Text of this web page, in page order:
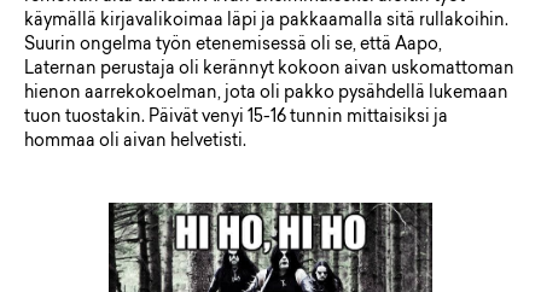
käymällä kirjavalikoimaa läpi ja pakkaamalla sitä rullakoihin.
Suurin ongelma työn etenemisessä oli se, että Aapo,
Laternan perustaja oli kerännyt kokoon aivan uskomattoman
hienon aarrekokoelman, jota oli pakko pysähdellä lukemaan
tuon tuostakin. Päivät venyi 15-16 tunnin mittaisiksi ja
hommaa oli aivan helvetisti.